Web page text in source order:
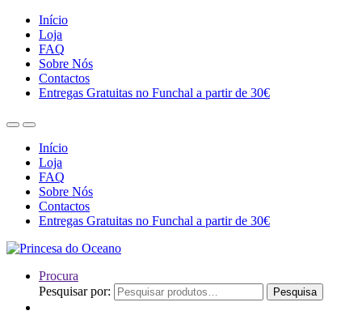
Início
Loja
FAQ
Sobre Nós
Contactos
Entregas Gratuitas no Funchal a partir de 30€
Início
Loja
FAQ
Sobre Nós
Contactos
Entregas Gratuitas no Funchal a partir de 30€
Procura
Pesquisar por:
Pesquisa